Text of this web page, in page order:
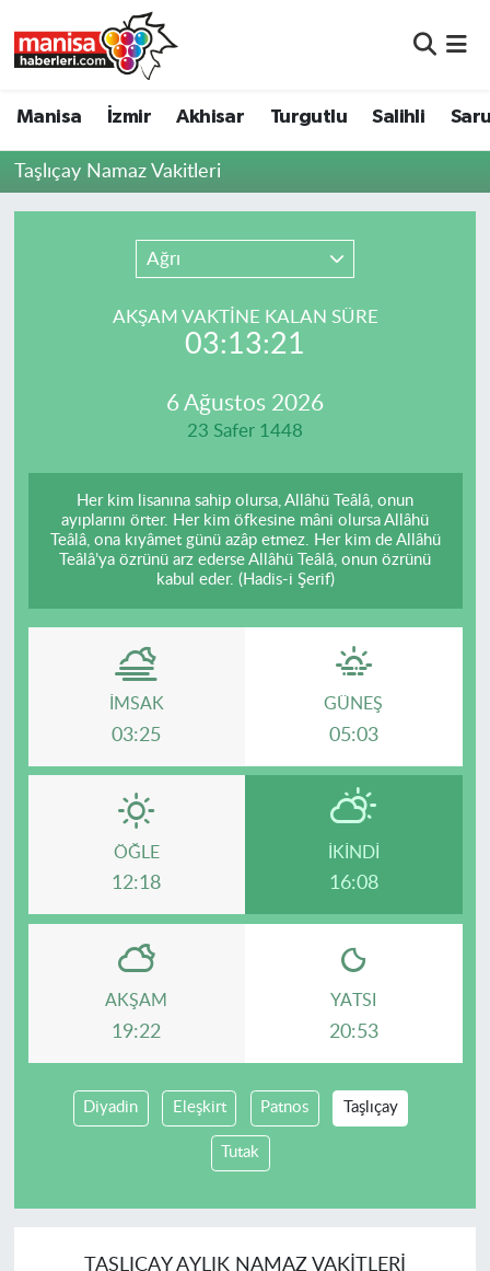
Manisa İzmir Akhisar Turgutlu Salihli
Taşlıçay Namaz Vakitleri
Ağrı
AKŞAM VAKTİNE KALAN SÜRE
03:13:21
6 Ağustos 2026
23 Safer 1448
Her kim lisanına sahip olursa, Allâhü Teâlâ, onun
ayıplarını örter. Her kim öfkesine mâni olursa Allâhü
Teâlâ, ona kıyâmet günü azâp etmez. Her kim de Allâhü
Teâlâ’ya özrünü arz ederse Allâhü Teâlâ, onun özrünü
kabul eder. (Hadis-i Şerif)
İMSAK
03:25
GÜNEŞ
05:03
ÖĞLE
12:18
İKINDI
16:08
AKŞAM
19:22
YATSI
20:53
Diyadin Eleşkirt Patnos Taşlıçay
Tutak
TAŞLIÇAY AYLIK NAMAZ VAKITLERI
Akhisar
Resmi İlanlar
Manisa Nöbetçi Eczaneler
Manisa Namaz Vakitleri
Manisa Trafik Yoğunluk Haritası
Süper Lig Puan Durumu ve Fikstür
Son Dakika Haberleri
Haber Arşivi